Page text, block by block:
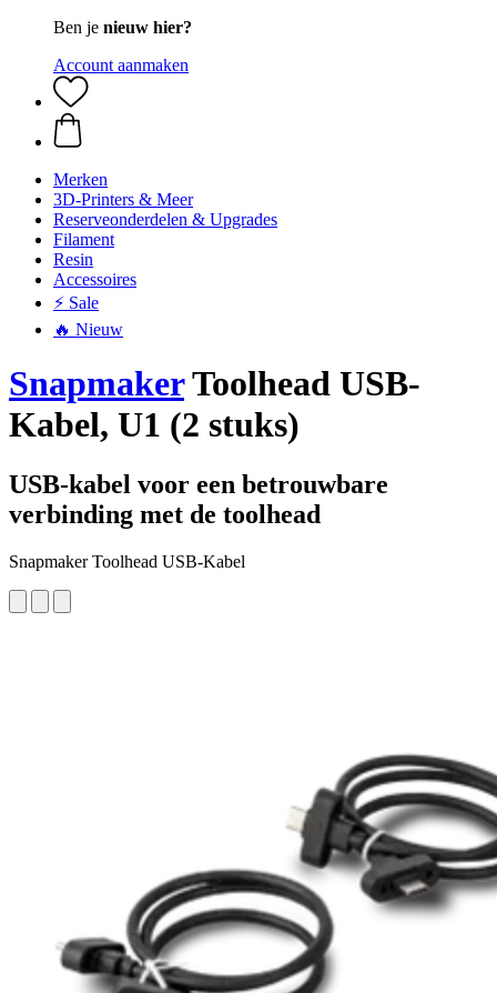
Ben je nieuw hier?
Account aanmaken
Merken
3D-Printers & Meer
Reserveonderdelen & Upgrades
Filament
Resin
Accessoires
⚡ Sale
🔥 Nieuw
SnapmakerToolhead USB-
Kabel, U1 (2 stuks)
USB-kabel voor een betrouwbare
verbinding met de toolhead
Snapmaker Toolhead USB-Kabel